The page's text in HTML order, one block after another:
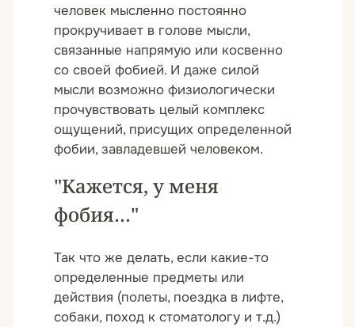
человек мысленно постоянно
прокручивает в голове мысли,
связанные напрямую или косвенно
со своей фобией. И даже силой
мысли возможно физиологически
прочувствовать целый комплекс
ощущений, присущих определенной
фобии, завладевшей человеком.
"Кажется, у меня
фобия…"
Так что же делать, если какие-то
определенные предметы или
действия (полеты, поездка в лифте,
собаки, поход к стоматологу и т.д.)